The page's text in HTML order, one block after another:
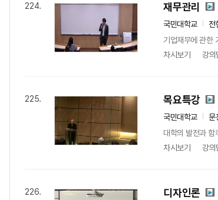
224. 재무관리
국민대학교 전
기업재무에 관한
차시보기
강의
225. 목요특강
국민대학교 문
대학의 발전과 함
차시보기
강의
226. 디자인론